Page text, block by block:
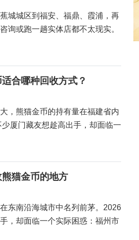
城城区到福安、福鼎、霞浦，再
询或跑一趟实体店都不太现实。
合哪种回收方式？
，熊猫金币的持有量在福建省内
厦门藏友想趁高出手，却面临一
猫金币的地方
东南沿海城市中名列前茅。2026
，却面临一个实际困惑：福州市